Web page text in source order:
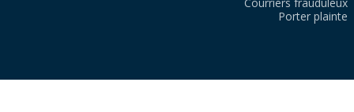
Porter plainte